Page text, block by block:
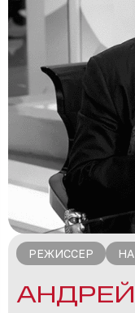
РЕЖИССЕР
АНДРЕЙ